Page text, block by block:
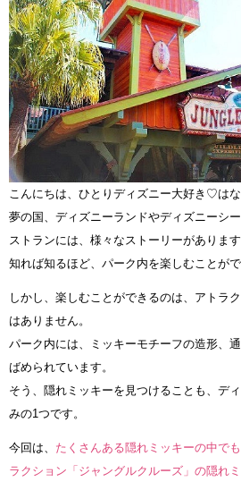
こんにちは、ひとりディズニー大好き♡はな
夢の国、ディズニーランドやディズニーシ
ストランには、様々なストーリーがあります
知れば知るほど、パーク内を楽しむことが
しかし、楽しむことができるのは、アトラ
はありません。
パーク内には、ミッキーモチーフの造形、
ばめられています。
そう、隠れミッキーを見つけることも、デ
みの1つです。
今回は、 たくさんある隠れミッキーの中で
ラクション「ジャングルクルーズ」の隠れ